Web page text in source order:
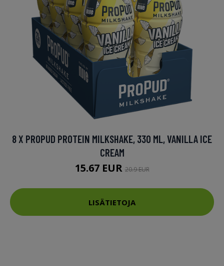
8 X PROPUD PROTEIN MILKSHAKE, 330 ML, VANILLA ICE
CREAM
15.67 EUR20.9 EUR
LISÄTIETOJA